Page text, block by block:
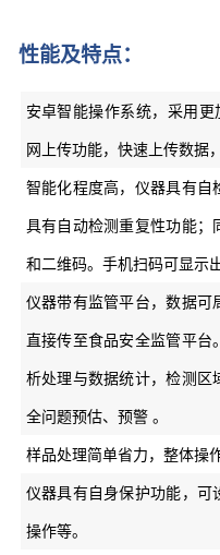
性能及特点：
安卓智能操作系统，采用
网上传功能，快速上传数据
智能化程度高，仪器具有自
具有自动检测重复性功能
和二维码。手机扫码可显示
仪器带有监管平台，数据
直接传至食品安全监管平
析处理与数据统计，检测
全问题预估、预警 。
样品处理简单省力，整体操
仪器具有自身保护功能，可
操作等。